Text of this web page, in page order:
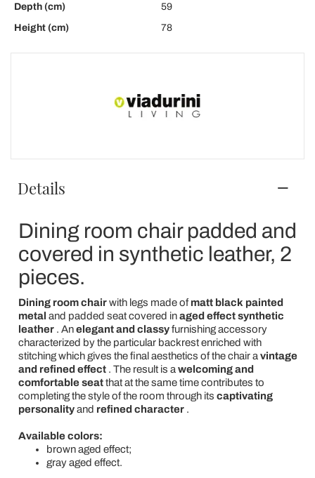
Depth (cm)
59
Height (cm)
78
Details
Dining room chair padded and
covered in synthetic leather, 2
pieces.
Dining room chairwith legs made ofmatt black painted
metal and padded seat covered inaged effect synthetic
leather. Anelegant and classyfurnishing accessory
characterized by the particular backrest enriched with
stitching which gives the final aesthetics of the chair a vintage
and refined effect. The result is a welcoming and
comfortable seatthat at the same time contributes to
completing the style of the room through its captivating
personalityand refined character.
Available colors:
brown aged effect;
gray aged effect.